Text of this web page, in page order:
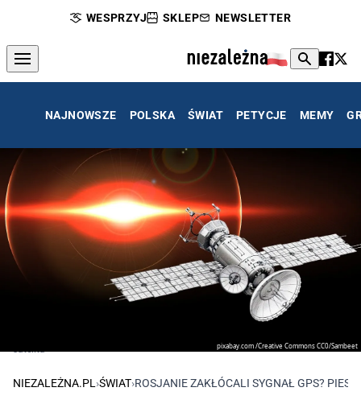
WESPRZYJ SKLEP NEWSLETTER
NAJNOWSZE POLSKA ŚWIAT PETYCJE MEMY
pixabay.com /Creative Commons CC0/Sambeet
satelita
NIEZALEŻNA.PL ›ŚWIAT›ROSJANIE ZAKŁÓCALI SYGNAŁ GPS?